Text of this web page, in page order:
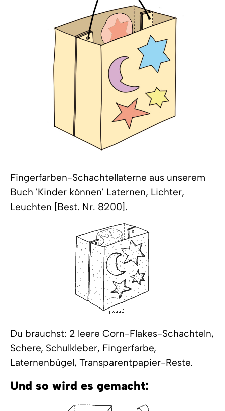
Fingerfarben-Schachtellaterne aus unserem
Buch 'Kinder können' Laternen, Lichter,
Leuchten [Best. Nr. 8200].
Du brauchst: 2 leere Corn-Flakes-Schachteln,
Schere, Schulkleber, Fingerfarbe,
Laternenbügel, Transparentpapier-Reste.
Und so wird es gemacht: